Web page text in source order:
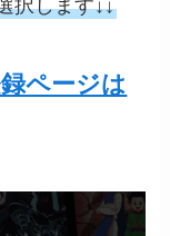
択します↓↓
ページは